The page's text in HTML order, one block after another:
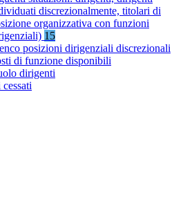
discrezionalmente, titolari di
organizzativa con funzioni
15
posizioni dirigenziali discrezionali
di funzione disponibili
dirigenti